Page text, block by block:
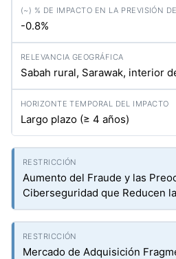
-0.8%
Sabah rural, Sarawak, interior
Largo plazo (≥ 4 años)
Aumento del Fraude y las
Ciberseguridad que Reducen
Mercado de Adquisición